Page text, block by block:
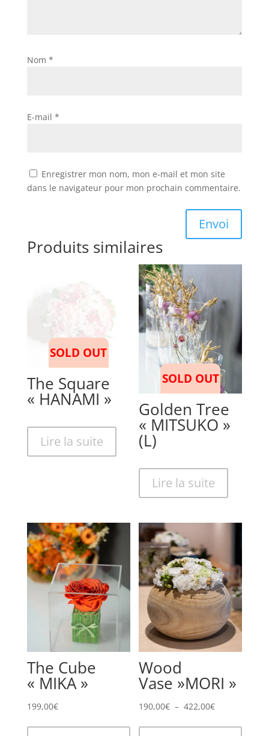
Nom *
E-mail *
Enregistrer mon nom, mon e-mail et mon site
dans le navigateur pour mon prochain commentaire.
Envoi
Produits similaires
SOLD OUT
The Square
« HANAMI »
Lire la suite
SOLD OUT
Golden Tree
« MITSUKO »
(L)
Lire la suite
The Cube
« MIKA »
199,00€
Wood
Vase »MORI »
190,00€ – 422,00€Plage